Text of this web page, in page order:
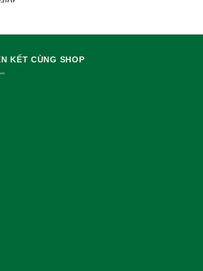
KẾT CÙNG SHOP